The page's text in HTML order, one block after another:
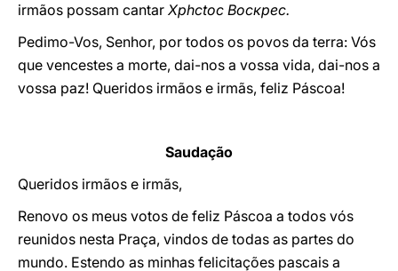
irmãos possam cantar Хрhctос Воскрес.
Pedimo-Vos, Senhor, por todos os povos da terra: Vós
que vencestes a morte, dai-nos a vossa vida, dai-nos a
vossa paz! Queridos irmãos e irmãs, feliz Páscoa!
Saudação
Queridos irmãos e irmãs,
Renovo os meus votos de feliz Páscoa a todos vós
reunidos nesta Praça, vindos de todas as partes do
mundo. Estendo as minhas felicitações pascais a